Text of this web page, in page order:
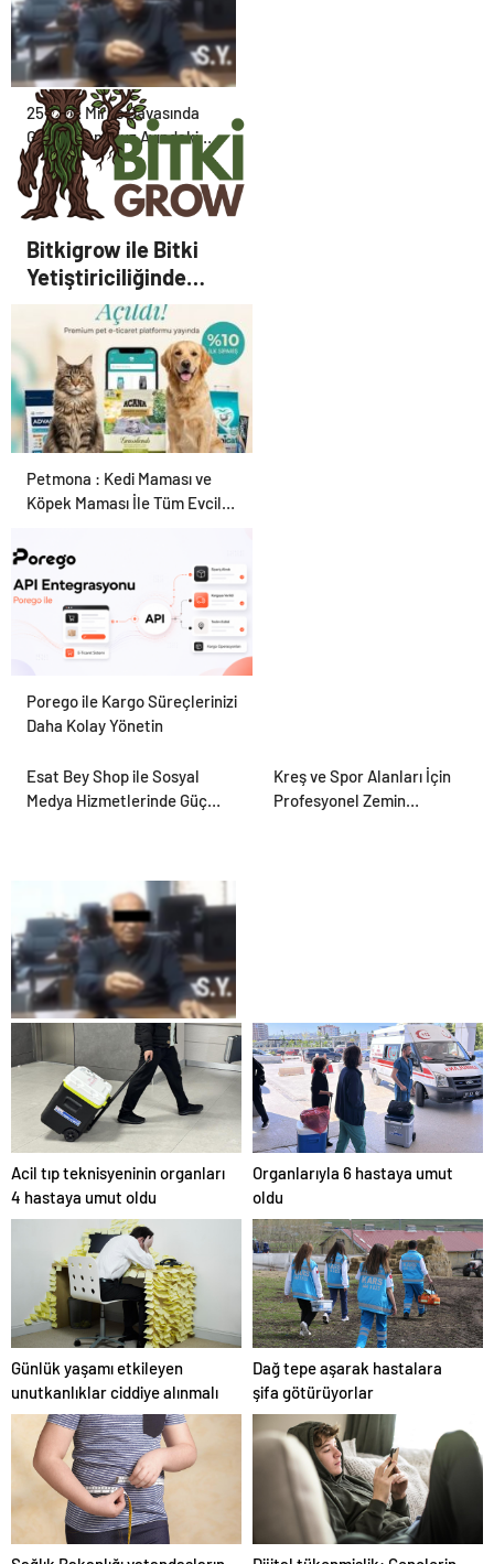
25 Yıllık Miras Davasında
Gözler Temmuz Ayındaki
Karar Duruşmasına Çevrildi
Bitkigrow ile Bitki
Yetiştiriciliğinde
Doğru Ekipman ve
Ürün Seçimi
Petmona : Kedi Maması ve
Köpek Maması İle Tüm Evcil
Porego ile Kargo Süreçlerinizi
Daha Kolay Yönetin
Esat Bey Shop ile Sosyal
Medya Hizmetlerinde Güçlü
Kreş ve Spor Alanları İçin
Profesyonel Zemin
25 Yıllık Miras Davasında
Gözler Temmuz Ayındaki
Karar Duruşmasına Çevrildi
Acil tıp teknisyeninin organları
4 hastaya umut oldu
Organlarıyla 6 hastaya umut
oldu
Günlük yaşamı etkileyen
unutkanlıklar ciddiye alınmalı
Dağ tepe aşarak hastalara
şifa götürüyorlar